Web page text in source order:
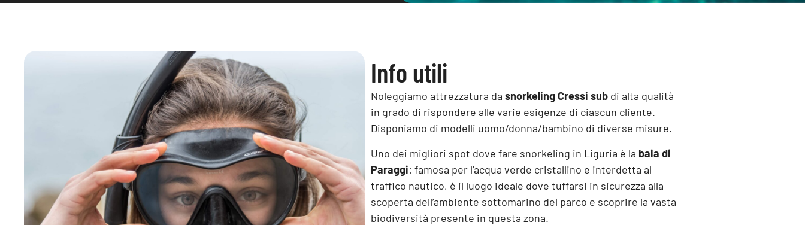
Info utili
Noleggiamo attrezzatura da snorkeling Cressi subdi alta qualità
in grado di rispondere alle varie esigenze di ciascun cliente.
Disponiamo di modelli uomo/donna/bambino di diverse misure.
Uno dei migliori spot dove fare snorkeling in Liguria è la baia di
Paraggi: famosa per l’acqua verde cristallino e interdetta al
traffico nautico, è il luogo ideale dove tuffarsi in sicurezza alla
scoperta dell’ambiente sottomarino del parco e scoprire la vasta
biodiversità presente in questa zona.